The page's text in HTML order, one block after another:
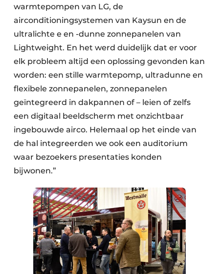
warmtepompen van LG, de
airconditioningsystemen van Kaysun en de
ultralichte e en -dunne zonnepanelen van
Lightweight. En het werd duidelijk dat er voor
elk probleem altijd een oplossing gevonden kan
worden: een stille warmtepomp, ultradunne en
flexibele zonnepanelen, zonnepanelen
geïntegreerd in dakpannen of – leien of zelfs
een digitaal beeldscherm met onzichtbaar
ingebouwde airco. Helemaal op het einde van
de hal integreerden we ook een auditorium
waar bezoekers presentaties konden
bijwonen.”